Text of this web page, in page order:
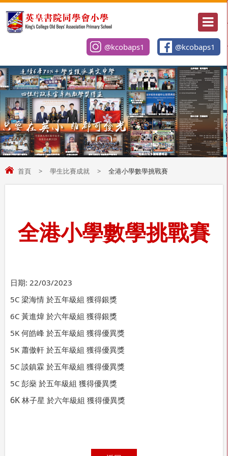
@kcobaps1
@kcobaps1
首頁 > 學生比賽成就 > 全港小學數學挑戰賽
全港小學數學挑戰賽
日期: 22/03/2023
5C 梁海情 於五年級組 獲得銀獎
6C 黃進煒 於六年級組 獲得銀獎
5K 何皓峰 於五年級組 獲得優異獎
5K 蕭傲軒 於五年級組 獲得優異獎
5C 談鎮霖 於五年級組 獲得優異獎
5C 彭燊 於五年級組 獲得優異獎
6K 林子星 於六年級組 獲得優異獎